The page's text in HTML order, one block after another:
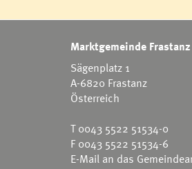
Marktgemeinde Frastanz
Sägenplatz 1
A-6820 Frastanz
Österreich
T0043 5522 51534-0
F 0043 5522 51534-6
E-Mail an das